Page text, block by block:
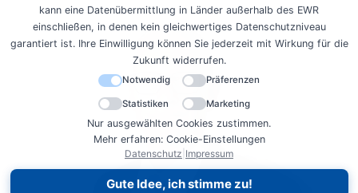
kann eine Datenübermittlung in Länder außerhalb des EWR
einschließen, in denen kein gleichwertiges Datenschutzniveau
garantiert ist. Ihre Einwilligung können Sie jederzeit mit Wirkung für die
Zukunft widerrufen.
Notwendig Präferenzen
Statistiken Marketing
Nur ausgewählten Cookies zustimmen.
Mehr erfahren: Cookie-Einstellungen
Datenschutz Impressum
Gute Idee, ich stimme zu!